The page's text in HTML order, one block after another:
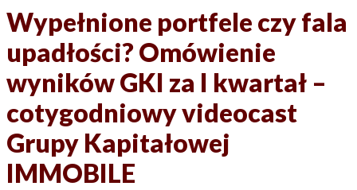
Wypełnione portfele czy fala
upadłości? Omówienie
wyników GKI za I kwartał –
cotygodniowy videocast
Grupy Kapitałowej
IMMOBILE